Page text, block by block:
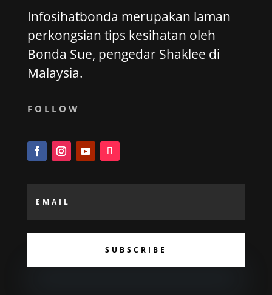
Infosihatbonda merupakan laman
perkongsian tips kesihatan oleh
Bonda Sue, pengedar Shaklee di
Malaysia.
FOLLOW
SUBSCRIBE